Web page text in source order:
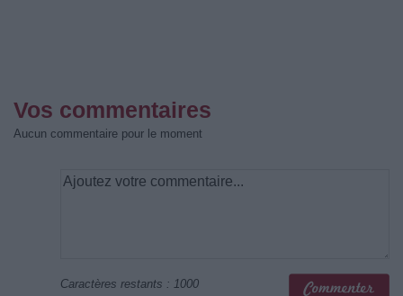
Vos commentaires
Aucun commentaire pour le moment
Caractères restants : 1000